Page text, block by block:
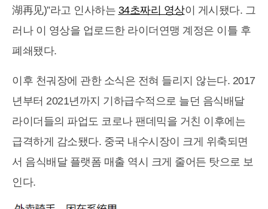
湖再见)”라고 인사하는 34초짜리 영상이 게시됐다. 그
러나 이 영상을 업로드한 라이더연맹 계정은 이틀 후
폐쇄됐다.
이후 천궈장에 관한 소식은 전혀 들리지 않는다. 2017
년부터 2021년까지 기하급수적으로 늘던 음식배달
라이더들의 파업도 코로나 팬데믹을 거친 이후에는
급격하게 감소됐다. 중국 내수시장이 크게 위축되면
서 음식배달 플랫폼 매출 역시 크게 줄어든 탓으로 보
인다.